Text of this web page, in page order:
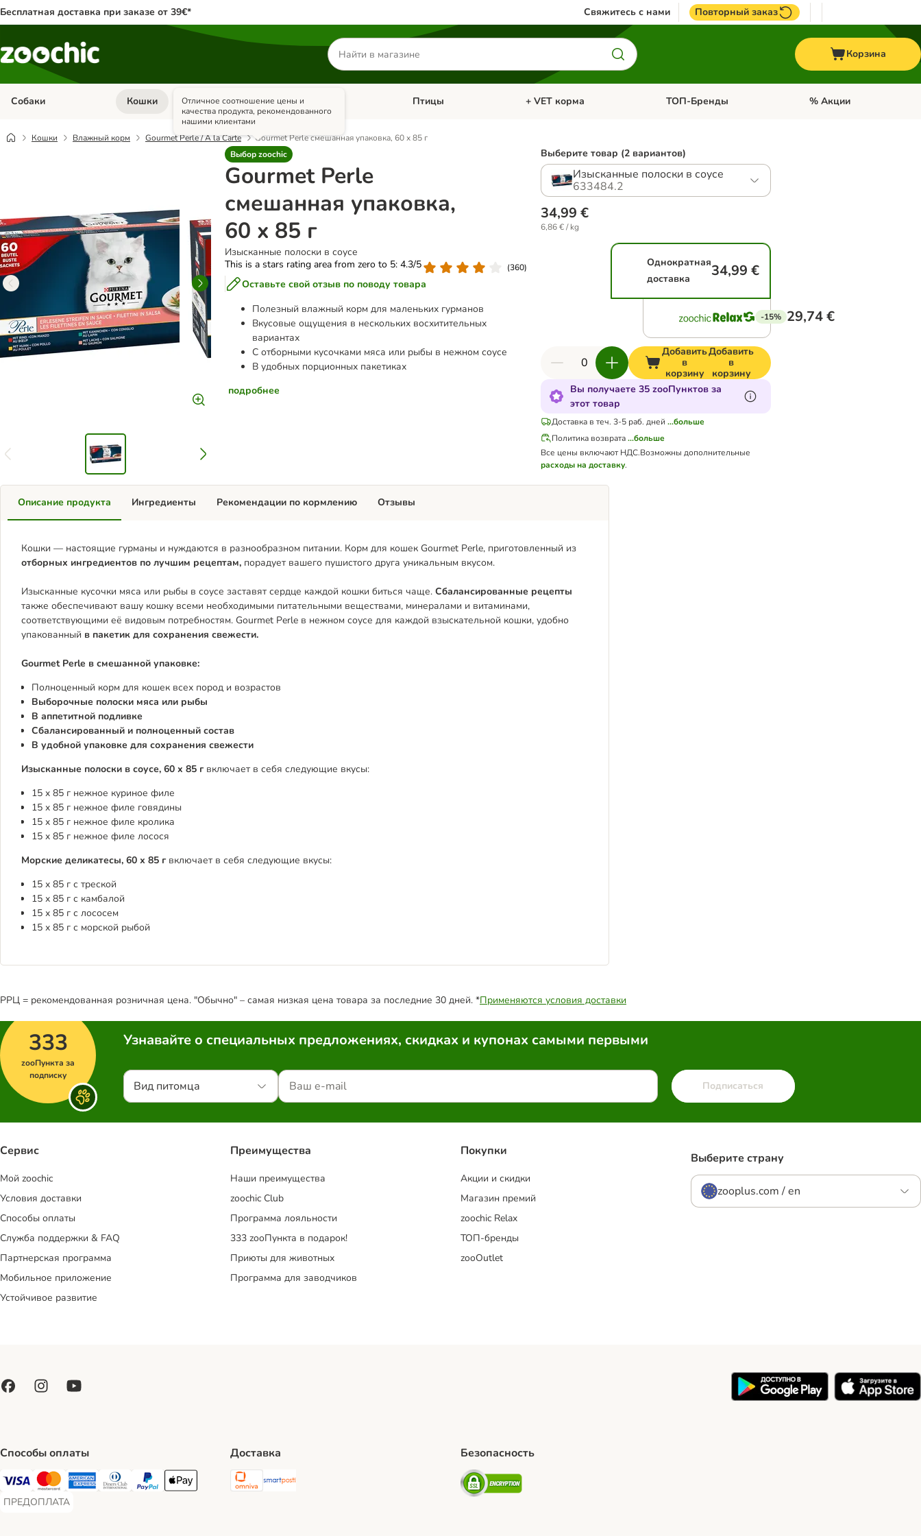
Бесплатная доставка при заказе от 39€* Свяжитесь с нами Повторный заказ
Поиск
товаров
Корзина
Собаки Откройте меню категории: Собаки
Кошки Откройте меню категории: Кошки
Грызуны и кролики Откройте меню категории: Грызуны и кролики
Птицы Откройте меню категории: Птицы
+ VET корма Откройте меню категории: + VET корма
ТОП-Бренды Откройте меню
% Акции
Кошки Влажный корм Gourmet Perle / A la Carte
Gourmet Perle смешанная упаковка, 60 x 85 г
Выбор zoochic
Отличное соотношение цены и
качества продукта, рекомендованного
нашими клиентами
Gourmet Perle
смешанная упаковка,
60 x 85 г
Изысканные полоски в соусе
This is a stars rating area from zero to 5: 4.3/5
(360)
Оставьте свой отзыв по поводу товара
Полезный влажный корм для маленьких гурманов
Вкусовые ощущения в нескольких восхитительных
вариантах
С отборными кусочками мяса или рыбы в нежном соусе
В удобных порционных пакетиках
подробнее
Выберите товар (2 вариантов)
Изысканные полоски в соусе
633484.2
34,99 €
6,86 € / kg
Однократная
доставка
34,99 €
-15% 29,74 €
Добавить
в
корзину
Добавить
в
корзину
Вы получаете 35 zooПунктов за
этот товар
Доставка в теч. 3-5 раб. дней ...больше
Политика возврата...больше
Все цены включают НДС.Возможны дополнительные
расходы на доставку.
Описание продукта
Кошки — настоящие гурманы и нуждаются в разнообразном питании. Корм ​​для кошек Gourmet Perle, приготовленный из
отборных ингредиентов по лучшим рецептам, порадует вашего пушистого друга уникальным вкусом.
Изысканные кусочки мяса или рыбы в соусе заставят сердце каждой кошки биться чаще. Сбалансированные рецепты
также обеспечивают вашу кошку всеми необходимыми питательными веществами, минералами и витаминами,
соответствующими её видовым потребностям. Gourmet Perle в нежном соусе для каждой взыскательной кошки, удобно
упакованный в пакетик для сохранения свежести.
Gourmet Perle в смешанной упаковке:
Полноценный корм для кошек всех пород и возрастов
Выборочные полоски мяса или рыбы
В аппетитной подливке
Сбалансированный и полноценный состав
В удобной упаковке для сохранения свежести
Изысканные полоски в соусе, 60 x 85 гвключает в себя следующие вкусы:
15 x 85 г нежное куриное филе
15 x 85 г нежное филе говядины
15 x 85 г нежное филе кролика
15 x 85 г нежное филе лосося
Морские деликатесы, 60 х 85 г включает в себя следующие вкусы:
15 х 85 г с треской
15 х 85 г с камбалой
15 х 85 г с лососем
15 х 85 г с морской рыбой
Ингредиенты Рекомендации по кормлению Отзывы
РРЦ = рекомендованная розничная цена. "Обычно" – самая низкая цена товара за последние 30 дней. *Применяются условия доставки
333
zooПункта за
подписку
Узнавайте о специальных предложениях, скидках и купонах самыми первыми
Вид питомца Подписаться
Сервис
Mой zoochic
Условия доставки
Способы оплаты
Служба поддержки & FAQ
Партнерская программа
Мобильное приложение
Устойчивое развитие
Преимуществa
Наши преимущества
zoochic Club
Программа лояльности
333 zooПункта в подарок!
Приюты для животных
Программа для заводчиков
Покупки
Акции и скидки
Магазин премий
zoochic Relax
ТОП-бренды
zooOutlet
Выберите страну
zooplus.com / en
Способы оплаты
Visa Payment Method
Mastercard Payment Method
American Express Payment Method
Diners Club Payment Method
PayPal Payment Method
Apple Pay Payment Method
ПРЕДОПЛАТА
ПРЕДОПЛАТА Payment Method
Доставка
Omniva Shipping Method
SmartPosti Shipping Method
Безопасность
Security